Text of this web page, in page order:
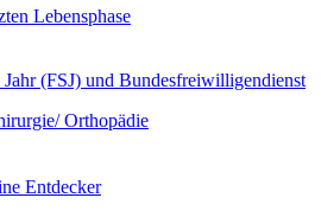
Orthopädie
Lebensphase
(FSJ) und Bundesfreiwilligendienst
Entdecker